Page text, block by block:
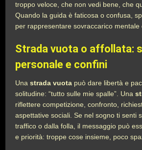
troppo veloce, che non vedi bene, che
Quando la guida è faticosa o confusa,
per rappresentare sovraccarico mentale
Strada vuota o affollata:
personale e confini
Unastrada vuota può dare libertà e
solitudine: “tutto sulle mie spalle”. Una
riflettere competizione, confronto,
aspettative sociali. Se nel sogno ti senti
traffico o dalla folla, il messaggio può
e priorità: troppe cose insieme, poco